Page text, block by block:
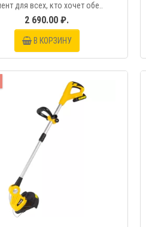
для всех, кто хочет обе..
2 690.00 ₽.
В КОРЗИНУ